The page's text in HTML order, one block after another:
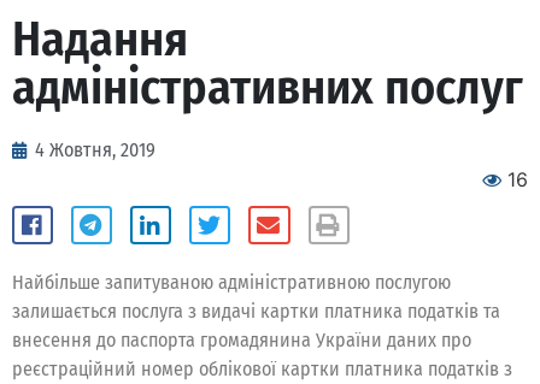
Надання
адміністративних послуг
4 Жовтня, 2019
16
Найбільше запитуваною адміністративною послугою
залишається послуга з видачі картки платника податків та
внесення до паспорта громадянина України даних про
реєстраційний номер облікової картки платника податків з